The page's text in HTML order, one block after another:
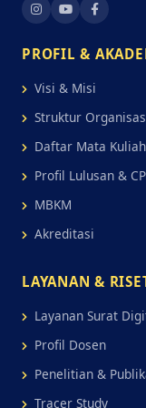
PROFIL &
Visi & Misi
Struktur
Daftar Mata Kuliah
Profil Lulusan &
MBKM
Akreditasi
LAYANAN &
Layanan Surat
Profil Dosen
Penelitian &
Tracer Study